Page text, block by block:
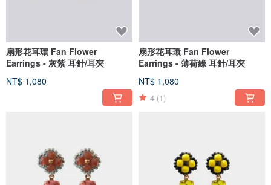
扇形花耳環 Fan Flower
Earrings - 灰紫 耳針/耳夾
NT$ 1,080
扇形花耳環 Fan Flower
Earrings - 薄荷綠 耳針/耳夾
NT$ 1,080
4 (1)